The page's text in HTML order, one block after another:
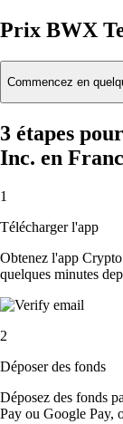
Prix BWX
Commencez en
3 étapes
Inc. en
1
Télécharger l'app
Obtenez l'app
quelques minutes
2
Déposer des fonds
Déposez des fonds
Pay ou Google Pay,